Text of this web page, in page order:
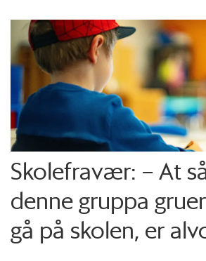
Skolefravær: – At
denne gruppa
gå på skolen, er